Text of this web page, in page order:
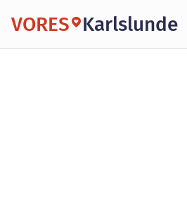
VORES Karlslunde